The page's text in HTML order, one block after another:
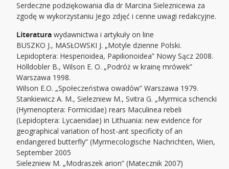
Serdeczne podziękowania dla dr Marcina Sieleznicewa za
zgodę w wykorzystaniu Jego zdjęć i cenne uwagi redakcyjne.
Literatura wydawnictwa i artykuły on line
BUSZKO J., MASŁOWSKI J. „Motyle dzienne Polski.
Lepidoptera: Hesperioidea, Papilionoidea” Nowy Sącz 2008.
Hölldobler B., Wilson E. O. „Podróż w krainę mrówek”
Warszawa 1998.
Wilson E.O. „Społeczeństwa owadów” Warszawa 1979.
Stankiewicz A. M., Sielezniew M., Svitra G. „Myrmica schencki
(Hymenoptera: Formicidae) rears Maculinea rebeli
(Lepidoptera: Lycaenidae) in Lithuania: new evidence for
geographical variation of host-ant specificity of an
endangered butterfly” (Myrmecologische Nachrichten, Wien,
September 2005
Sielezniew M. „Modraszek arion” (Matecznik 2007)